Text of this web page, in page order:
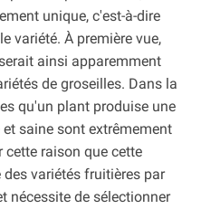
unique, c'est-à-dire
variété. À première vue,
ainsi apparemment
de groseilles. Dans la
qu'un plant produise une
saine sont extrêmement
cette raison que cette
variétés fruitières par
nécessite de sélectionner